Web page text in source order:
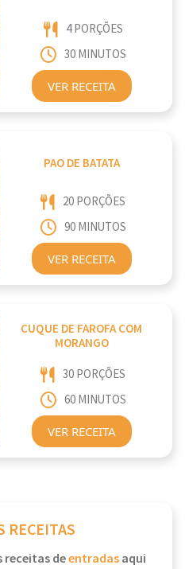
4 PORÇÕES
30 MINUTOS
VER RECEITA
PAO DE BATATA
20 PORÇÕES
90 MINUTOS
VER RECEITA
CUQUE DE FAROFA COM
MORANGO
30 PORÇÕES
60 MINUTOS
VER RECEITA
RECEITAS
receitas deentradasaqui